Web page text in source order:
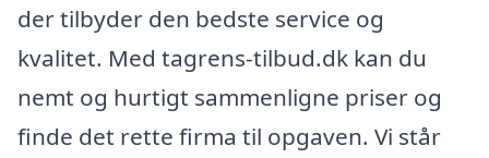
der tilbyder den bedste service og
kvalitet. Med tagrens-tilbud.dk kan du
nemt og hurtigt sammenligne priser og
finde det rette firma til opgaven. Vi står